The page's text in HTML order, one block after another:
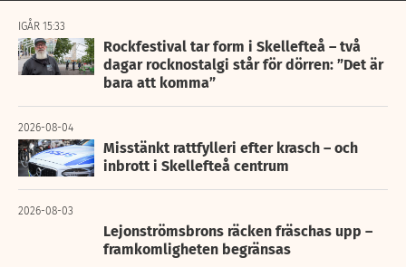
IGÅR 15:33
Rockfestival tar form i Skellefteå – två
dagar rocknostalgi står för dörren: ”Det är
bara att komma”
2026-08-04
Misstänkt rattfylleri efter krasch – och
inbrott i Skellefteå centrum
2026-08-03
Lejonströmsbrons räcken fräschas upp –
framkomligheten begränsas